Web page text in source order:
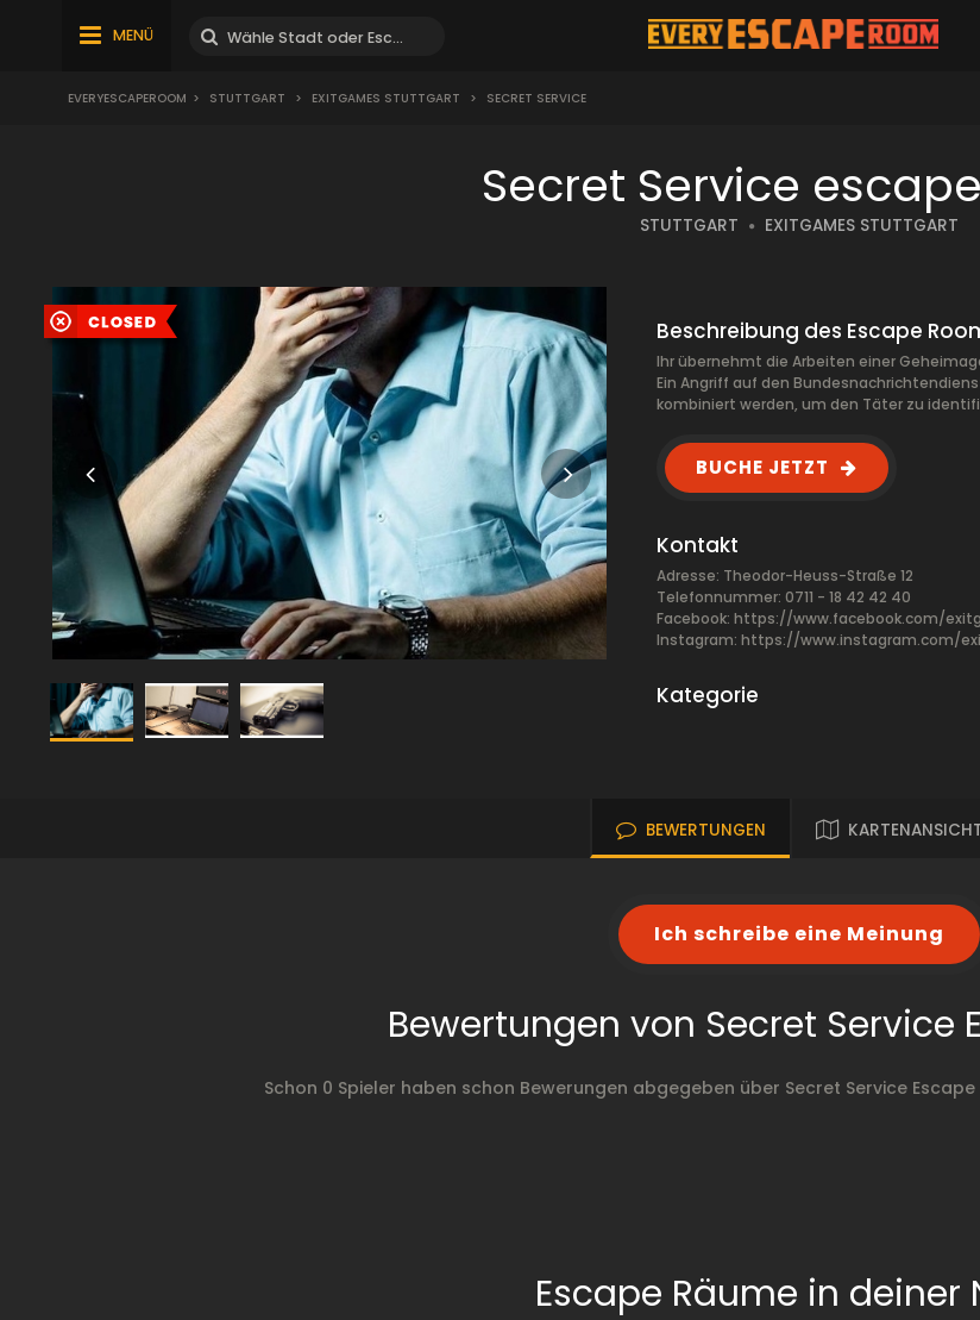
MENÜ
EVERYESCAPEROOM > STUTTGART > EXITGAMES STUTTGART > SECRET SERVICE
Secret Service
STUTTGART EXITGAMES STUTTGART
Beschreibung des Escape
Ihr übernehmt die Arbeiten einer
Ein Angriff auf den
kombiniert werden, um den Täter zu
BUCHE JETZT
Kontakt
Adresse: Theodor-Heuss-Straße 12
Telefonnummer: 0711 - 18 42 42 40
Facebook: https://www.facebook.com/
Instagram: https://www.instagram.com/
Kategorie
BEWERTUNGEN
Ich schreibe eine Meinung
Bewertungen von Secret Service
Schon 0 Spieler haben schon Bewerungen abgegeben über Secret Service
Escape Räume in deiner